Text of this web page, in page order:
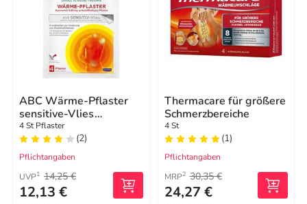
ABC Wärme-Pflaster
sensitive-Vlies
Hansaplast med
4 St Pflaster
(2)
Pflichtangaben
UVP1 14,25 €
12,13 €
Thermacare für größere
Schmerzbereiche
4 St
(1)
Pflichtangaben
MRP2 30,35 €
24,27 €